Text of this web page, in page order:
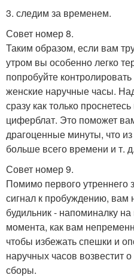
3. следим за временем.
Совет номер 8.
Таким образом, если вам
утром вы особенно легко
попробуйте
женские наручные часы.
сразу как только
циферблат. Это поможет
драгоценные минуты, что
больше всего времени и т. д.
Совет номер 9.
Помимо первого утреннего
сигнал к пробуждению,
будильник - напоминалку
момента, как вам
чтобы избежать спешки и
наручных часов возвестит
сборы.